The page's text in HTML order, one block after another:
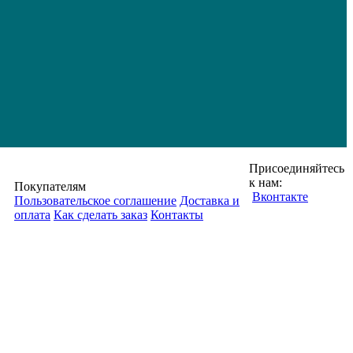
Покупателям
Пользовательское соглашение Доставка и
оплата Как сделать заказ Контакты
Присоединяйтесь
к нам:
Вконтакте